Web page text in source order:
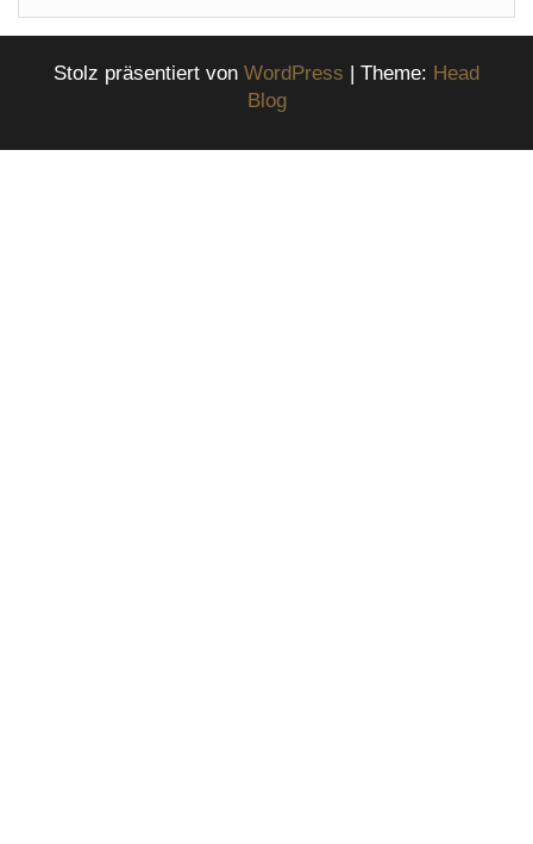
Stolz präsentiert von WordPress | Theme: Head
Blog